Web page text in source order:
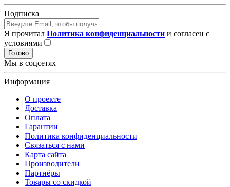
Подписка
Я прочитал Политика конфиденциальности и согласен с
условиями
Готово
Мы в соцсетях
Информация
О проекте
Доставка
Оплата
Гарантии
Политика конфиденциальности
Связаться с нами
Карта сайта
Производители
Партнёры
Товары со скидкой